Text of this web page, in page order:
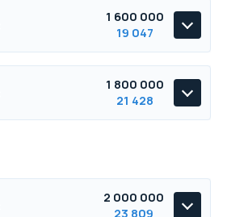
1 600 000
19 047
1 800 000
21 428
2 000 000
23 809